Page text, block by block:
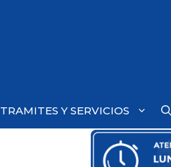
TRAMITES Y SERVICIOS